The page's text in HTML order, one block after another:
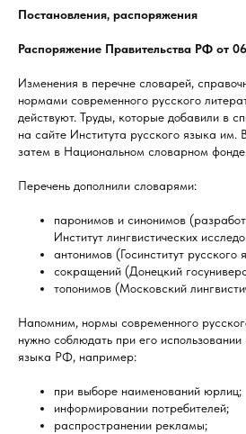
Постановления, распоряжения
Распоряжение Правительства РФ от
Изменения в перечне словарей,
нормами современного русского
действуют. Труды, которые добавили в
на сайте Института русского языка
затем в Национальном словарном
Перечень дополнили словарями:
паронимов и синонимов
Институт лингвистических
антонимов (Госинститут
сокращений (Донецкий
топонимов (Московский
Напомним, нормы современного
нужно соблюдать при его использовании
языка РФ, например:
при выборе наименований юрлиц;
информировании потребителей;
распространении рекламы;